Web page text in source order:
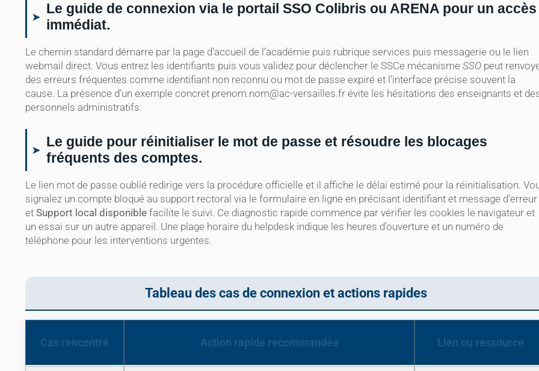
Le guide de connexion via le portail SSO Colibris ou ARENA pour un accès
immédiat.
Le chemin standard démarre par la page d’accueil de l’académie puis rubrique services puis messagerie ou le lien
webmail direct. Vous entrez les identifiants puis vous validez pour déclencher le SSCe mécanisme SSO peut
des erreurs fréquentes comme identifiant non reconnu ou mot de passe expiré et l’interface précise souvent la
cause. La présence d’un exemple concret prenom.nom@ac-versailles.fr évite les hésitations des enseignants et
personnels administratifs.
Le guide pour réinitialiser le mot de passe et résoudre les blocages
fréquents des comptes.
Le lien mot de passe oublié redirige vers la procédure officielle et il affiche le délai estimé pour la réinitialisation.
signalez un compte bloqué au support rectoral via le formulaire en ligne en précisant identifiant et message d’erreur
et Support local disponible facilite le suivi. Ce diagnostic rapide commence par vérifier les cookies le navigateur et
un essai sur un autre appareil. Une plage horaire du helpdesk indique les heures d’ouverture et un numéro de
téléphone pour les interventions urgentes.
Tableau des cas de connexion et actions rapides
Cas rencontré Action rapide recommandée Lien ou ressource